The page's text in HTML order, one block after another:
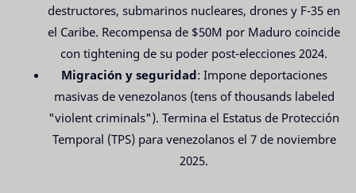
destructores, submarinos nucleares, drones y F-35 en
el Caribe. Recompensa de $50M por Maduro coincide
con tightening de su poder post-elecciones 2024.
Migración y seguridad: Impone deportaciones
masivas de venezolanos (tens of thousands labeled
"violent criminals"). Termina el Estatus de Protección
Temporal (TPS) para venezolanos el 7 de noviembre
2025.